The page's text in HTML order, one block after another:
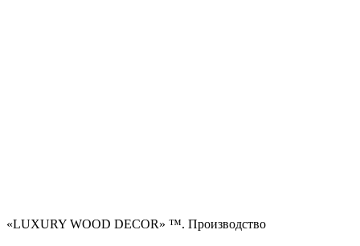
«LUXURY WOOD DECOR» ™. Производство